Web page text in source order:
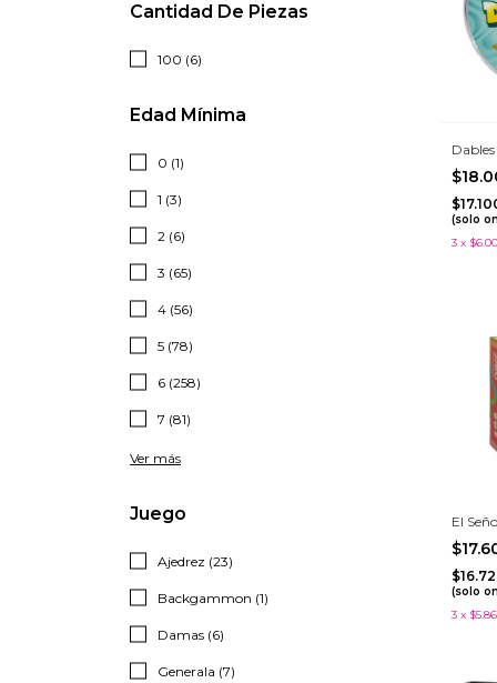
Cantidad De Piezas
100 (6)
Edad Mínima
0 (1)
1 (3)
2 (6)
3 (65)
4 (56)
5 (78)
6 (258)
7 (81)
Ver más
Juego
Ajedrez (23)
Backgammon (1)
Damas (6)
Generala (7)
Dables
(solo
3 x
El
(solo
3 x